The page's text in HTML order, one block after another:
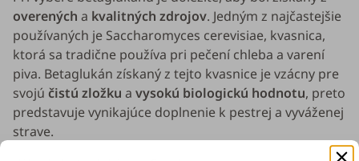
overených a kvalitných zdrojov. Jedným z najčastejšie
používaných je Saccharomyces cerevisiae, kvasnica,
ktorá sa tradične používa pri pečení chleba a varení
piva. Betaglukán získaný z tejto kvasnice je vzácny pre
svojú čistú zložku a vysokú biologickú hodnotu, preto
predstavuje vynikajúce doplnenie k pestrej a vyváženej
strave.